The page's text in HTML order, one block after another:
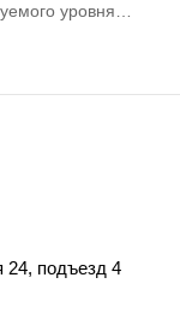
уровня
Предоставлена
24, подъезд 4